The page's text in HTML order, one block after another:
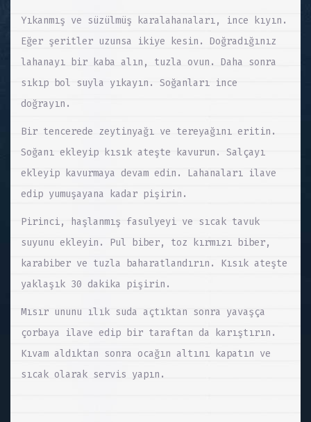
Yıkanmış ve süzülmüş karalahanaları, ince kıyın.
Eğer şeritler uzunsa ikiye kesin. Doğradığınız
lahanayı bir kaba alın, tuzla ovun. Daha sonra
sıkıp bol suyla yıkayın. Soğanları ince
doğrayın.
Bir tencerede zeytinyağı ve tereyağını eritin.
Soğanı ekleyip kısık ateşte kavurun. Salçayı
ekleyip kavurmaya devam edin. Lahanaları ilave
edip yumuşayana kadar pişirin.
Pirinci, haşlanmış fasulyeyi ve sıcak tavuk
suyunu ekleyin. Pul biber, toz kırmızı biber,
karabiber ve tuzla baharatlandırın. Kısık ateşte
yaklaşık 30 dakika pişirin.
Mısır ununu ılık suda açtıktan sonra yavaşça
çorbaya ilave edip bir taraftan da karıştırın.
Kıvam aldıktan sonra ocağın altını kapatın ve
sıcak olarak servis yapın.